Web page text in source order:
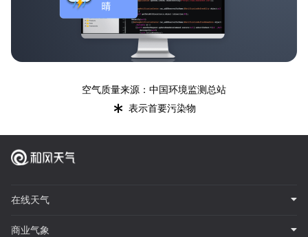
空气质量来源：中国环境监测总站
* 表示首要污染物
在线天气
商业气象